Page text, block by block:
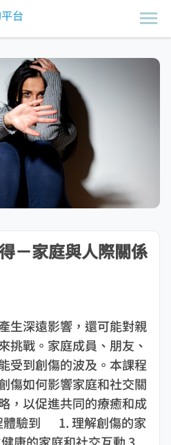
台
－家庭與人際關係
生深遠影響，還可能對親
挑戰。家庭成員、朋友、
受到創傷的波及。本課程
傷如何影響家庭和社交關
，以促進共同的療癒和成
驗到 1. 理解創傷的家